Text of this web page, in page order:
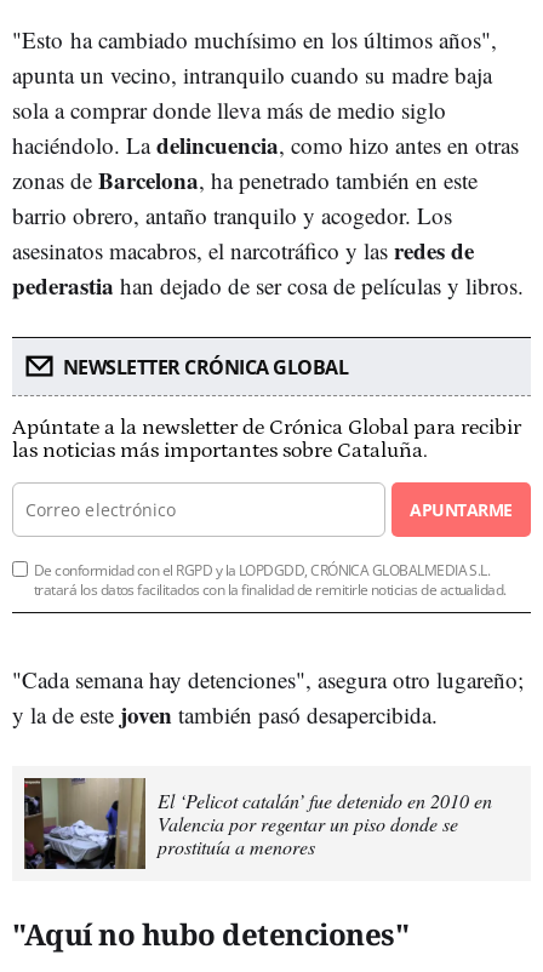
"Esto ha cambiado muchísimo en los últimos años",
apunta un vecino, intranquilo cuando su madre baja
sola a comprar donde lleva más de medio siglo
haciéndolo. Ladelincuencia, como hizo antes en otras
zonas de Barcelona, ha penetrado también en este
barrio obrero, antaño tranquilo y acogedor. Los
asesinatos macabros, el narcotráfico y las redes de
pederastia han dejado de ser cosa de películas y libros.
NEWSLETTER CRÓNICA GLOBAL
Apúntate a la newsletter de Crónica Global para recibir
las noticias más importantes sobre Cataluña.
APUNTARME
De conformidad con el RGPD y la LOPDGDD, CRÓNICA GLOBALMEDIA S.L.
tratará los datos facilitados con la finalidad de remitirle noticias de actualidad.
"Cada semana hay detenciones", asegura otro lugareño;
y la de este joven también pasó desapercibida.
El ‘Pelicot catalán’ fue detenido en 2010 en
Valencia por regentar un piso donde se
prostituía a menores
"Aquí no hubo detenciones"